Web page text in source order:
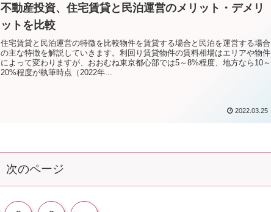
不動産投資、住宅賃貸と民泊運営のメリット・デメリ
ットを比較
住宅賃貸と民泊運営の特徴を比較物件を賃貸する場合と民泊を運営する場合
の主な特徴を解説していきます。利回り賃貸物件の賃料相場はエリアや物件
によって変わりますが、おおむね東京都心部では5～8%程度、地方なら10～
20%程度が執筆時点（2022年...
2022.03.25
次のページ